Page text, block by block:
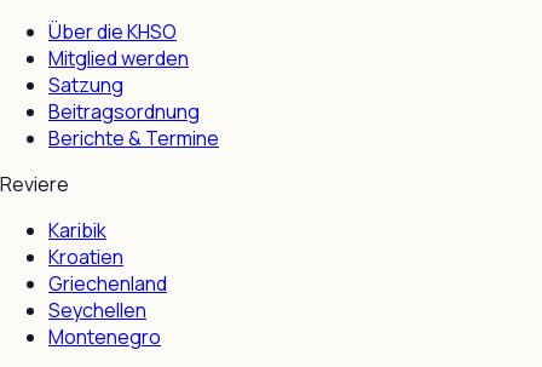
Über die KHSO
Mitglied werden
Satzung
Beitragsordnung
Berichte & Termine
Reviere
Karibik
Kroatien
Griechenland
Seychellen
Montenegro